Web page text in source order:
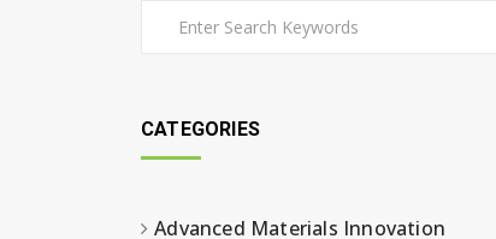
CATEGORIES
Advanced Materials Innovation